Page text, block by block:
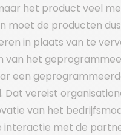
het product veel
moet de producten
in plaats van te
van het
een
Dat vereist
van het
interactie met de